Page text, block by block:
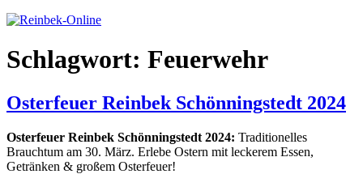
Schlagwort: Feuerwehr
Osterfeuer Reinbek Schönningstedt 2024
Osterfeuer Reinbek Schönningstedt 2024: Traditionelles
Brauchtum am 30. März. Erlebe Ostern mit leckerem Essen,
Getränken & großem Osterfeuer!